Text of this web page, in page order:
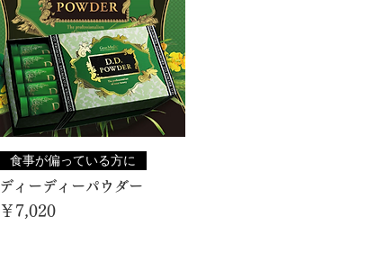
食事が偏っている方に
ディーディーパウダー
価格
￥7,020